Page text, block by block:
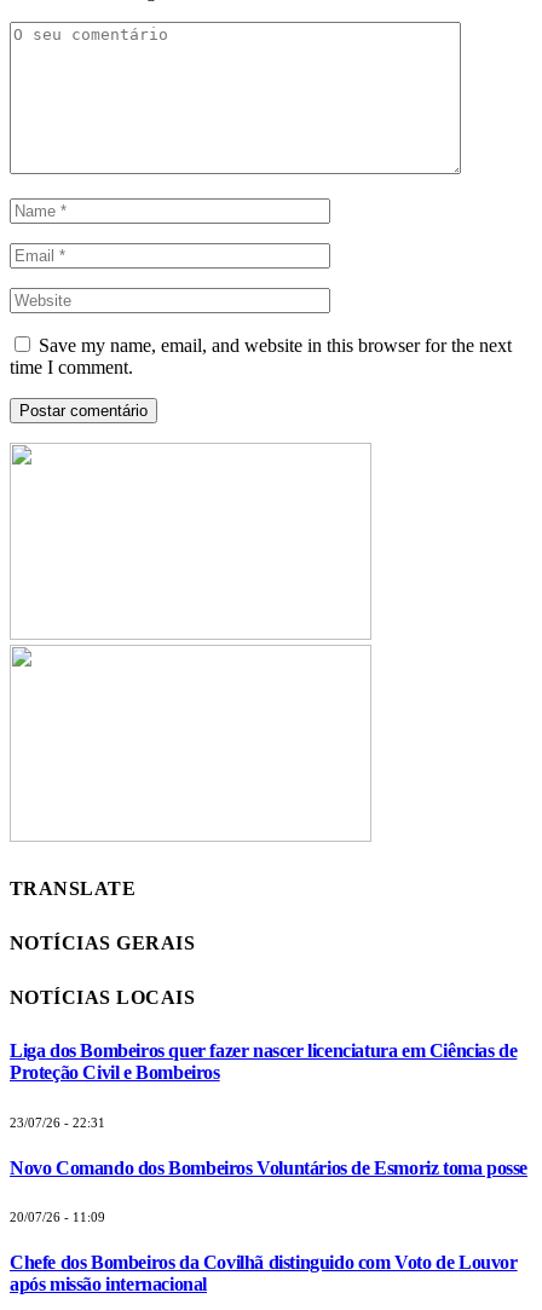
Save my name, email, and website in this browser for the next
time I comment.
TRANSLATE
NOTÍCIAS GERAIS
NOTÍCIAS LOCAIS
Liga dos Bombeiros quer fazer nascer licenciatura em Ciências de
Proteção Civil e Bombeiros
23/07/26 - 22:31
Novo Comando dos Bombeiros Voluntários de Esmoriz toma posse
20/07/26 - 11:09
Chefe dos Bombeiros da Covilhã distinguido com Voto de Louvor
após missão internacional